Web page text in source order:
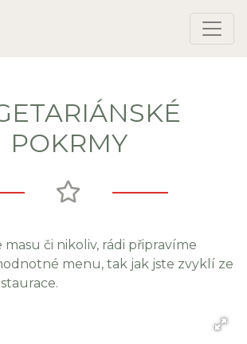
POKRMY
či nikoliv, rádi připravíme
menu, tak jak jste zvyklí ze